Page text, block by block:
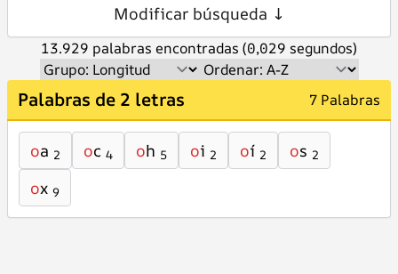
Modificar búsqueda ↓
13.929 palabras encontradas (0,029 segundos)
Palabras de 2 letras 7 Palabras
oa 2 oc 4 oh 5 oi 2 oí 2 os 2
ox 9